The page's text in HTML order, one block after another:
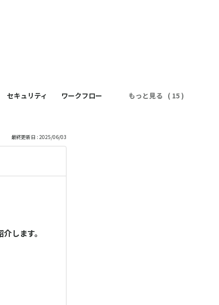
セキュリティ ワークフロー もっと見る
最終更新日 : 2025/06/03
します。